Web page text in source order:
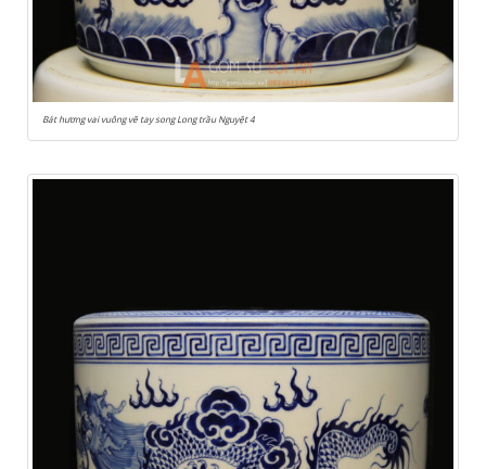
Bát hương vai vuông vẽ tay song Long trầu Nguyệt 4